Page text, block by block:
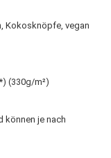
Kokosknöpfe, vegan
(330g/m²)
können je nach